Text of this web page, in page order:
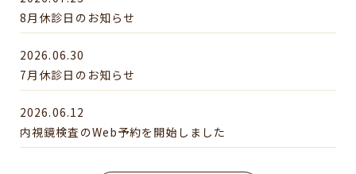
8月休診日のお知らせ
2026.06.30
7月休診日のお知らせ
2026.06.12
内視鏡検査のWeb予約を開始しました